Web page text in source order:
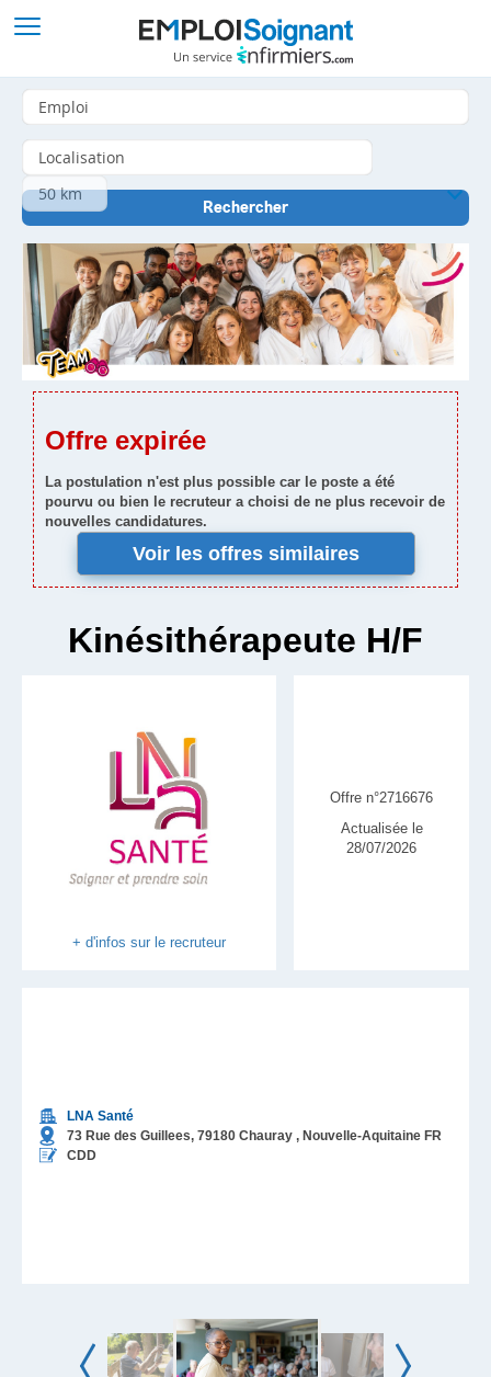
Offre expirée
La postulation n'est plus possible car le poste a été
pourvu ou bien le recruteur a choisi de ne plus recevoir de
nouvelles candidatures.
Voir les offres similaires
Kinésithérapeute H/F
+ d'infos sur le recruteur
LNA Santé
73 Rue des Guillees, 79180 Chauray , Nouvelle-Aquitaine FR
CDD
Offre n°2716676
Actualisée le
28/07/2026